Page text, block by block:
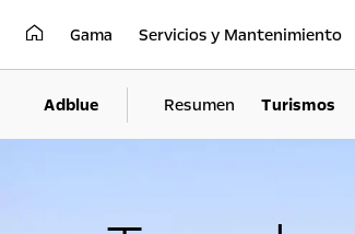
Gama Servicios y Mantenimiento
Adblue Resumen Turismos